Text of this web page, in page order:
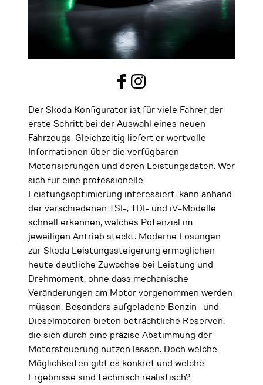
Der Skoda Konfigurator ist für viele Fahrer der
erste Schritt bei der Auswahl eines neuen
Fahrzeugs. Gleichzeitig liefert er wertvolle
Informationen über die verfügbaren
Motorisierungen und deren Leistungsdaten. Wer
sich für eine professionelle
Leistungsoptimierung interessiert, kann anhand
der verschiedenen TSI-, TDI- und iV-Modelle
schnell erkennen, welches Potenzial im
jeweiligen Antrieb steckt. Moderne Lösungen
zur Skoda Leistungssteigerung ermöglichen
heute deutliche Zuwächse bei Leistung und
Drehmoment, ohne dass mechanische
Veränderungen am Motor vorgenommen werden
müssen. Besonders aufgeladene Benzin- und
Dieselmotoren bieten beträchtliche Reserven,
die sich durch eine präzise Abstimmung der
Motorsteuerung nutzen lassen. Doch welche
Möglichkeiten gibt es konkret und welche
Ergebnisse sind technisch realistisch?